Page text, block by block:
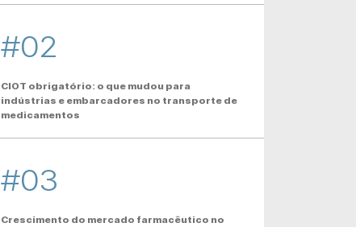
#02
CIOT obrigatório: o que mudou para
indústrias e embarcadores no transporte de
medicamentos
#03
Crescimento do mercado farmacêutico no